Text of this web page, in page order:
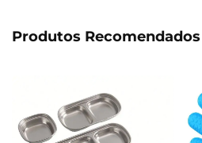
Produtos Recomendados